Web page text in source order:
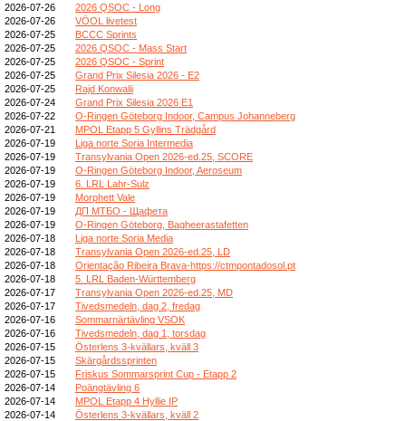
2026-07-26
2026 QSOC - Long
2026-07-26
VÖOL livetest
2026-07-25
BCCC Sprints
2026-07-25
2026 QSOC - Mass Start
2026-07-25
2026 QSOC - Sprint
2026-07-25
Grand Prix Silesia 2026 - E2
2026-07-25
Rajd Konwalii
2026-07-24
Grand Prix Silesia 2026 E1
2026-07-22
O-Ringen Göteborg Indoor, Campus Johanneberg
2026-07-21
MPOL Etapp 5 Gyllins Trädgård
2026-07-19
Liga norte Soria Intermedia
2026-07-19
Transylvania Open 2026-ed.25, SCORE
2026-07-19
O-Ringen Göteborg Indoor, Aeroseum
2026-07-19
6. LRL Lahr-Sulz
2026-07-19
Morphett Vale
2026-07-19
ДП МТБО - Щафета
2026-07-19
O-Ringen Göteborg, Bagheerastafetten
2026-07-18
Liga norte Soria Media
2026-07-18
Transylvania Open 2026-ed.25, LD
2026-07-18
Orientação Ribeira Brava-https://ctmpontadosol.pt
2026-07-18
5. LRL Baden-Württemberg
2026-07-17
Transylvania Open 2026-ed.25, MD
2026-07-17
Tivedsmedeln, dag 2, fredag
2026-07-16
Sommarnärtävling VSOK
2026-07-16
Tivedsmedeln, dag 1, torsdag
2026-07-15
Österlens 3-kvällars, kväll 3
2026-07-15
Skärgårdssprinten
2026-07-15
Friskus Sommarsprint Cup - Etapp 2
2026-07-14
Poängtävling 6
2026-07-14
MPOL Etapp 4 Hyllie IP
2026-07-14
Österlens 3-kvällars, kväll 2